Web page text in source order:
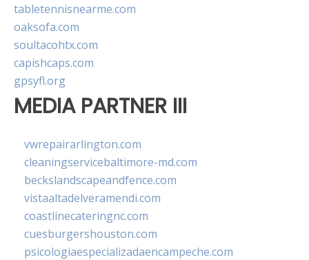
tabletennisnearme.com
oaksofa.com
soultacohtx.com
capishcaps.com
gpsyfl.org
MEDIA PARTNER III
vwrepairarlington.com
cleaningservicebaltimore-md.com
beckslandscapeandfence.com
vistaaltadelveramendi.com
coastlinecateringnc.com
cuesburgershouston.com
psicologiaespecializadaencampeche.com